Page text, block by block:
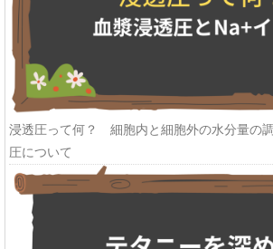
浸透圧って何？ 細胞内と細胞外の水分量の
圧について